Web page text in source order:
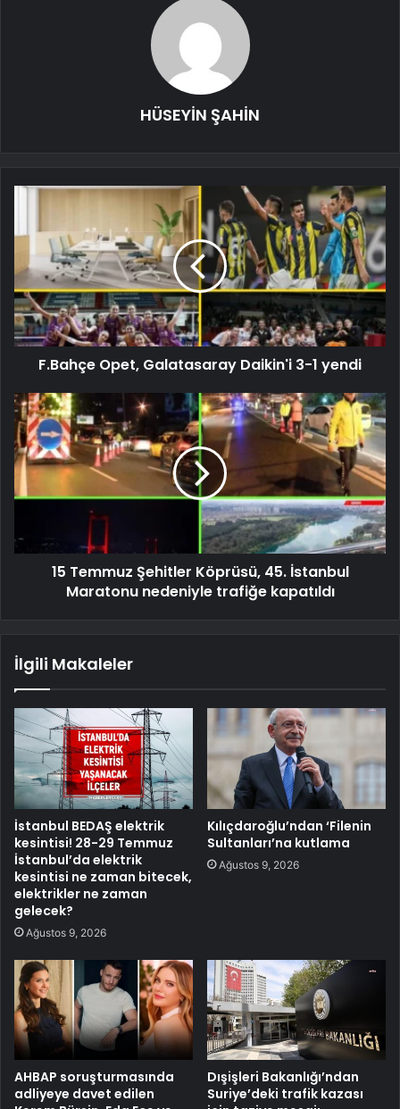
HÜSEYİN ŞAHİN
F.Bahçe Opet, Galatasaray Daikin'i 3-1 yendi
15 Temmuz Şehitler Köprüsü, 45. İstanbul
Maratonu nedeniyle trafiğe kapatıldı
İlgili Makaleler
İstanbul BEDAŞ elektrik
kesintisi! 28-29 Temmuz
İstanbul’da elektrik
kesintisi ne zaman bitecek,
elektrikler ne zaman
gelecek?
Ağustos 9, 2026
Kılıçdaroğlu’ndan ‘Filenin
Sultanları’na kutlama
Ağustos 9, 2026
AHBAP soruşturmasında
adliyeye davet edilen
Dışişleri Bakanlığı’ndan
Suriye’deki trafik kazası